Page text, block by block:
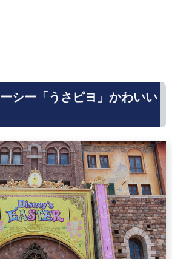
シー「うさピヨ」かわいい